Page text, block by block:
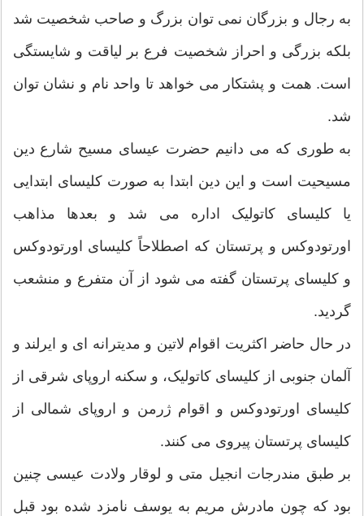
به رجال و بزرگان نمی توان بزرگ و صاحب شخصیت شد
بلکه بزرگی و احراز شخصیت فرع بر لیاقت و شایستگی
است. همت و پشتکار می خواهد تا واحد نام و نشان توان
شد.
به طوری که می دانیم حضرت عیسای مسیح شارع دین
مسیحیت است و این دین ابتدا به صورت کلیسای ابتدایی
یا کلیسای کاتولیک اداره می شد و بعدها مذاهب
اورتودوکس و پرتستان که اصطلاحاً کلیسای اورتودوکس
و کلیسای پرتستان گفته می شود از آن متفرع و منشعب
گردید.
در حال حاضر اکثریت اقوام لاتین و مدیترانه ای و ایرلند و
آلمان جنوبی از کلیسای کاتولیک، و سکنه اروپای شرقی از
کلیسای اورتودوکس و اقوام ژرمن و اروپای شمالی از
کلیسای پرتستان پیروی می کنند.
بر طبق مندرجات انجیل متی و لوقار ولادت عیسی چنین
بود که چون مادرش مریم به یوسف نامزد شده بود قبل